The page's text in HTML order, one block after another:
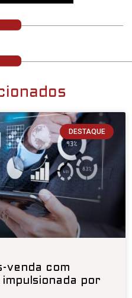
DESTAQUE
venda com
por